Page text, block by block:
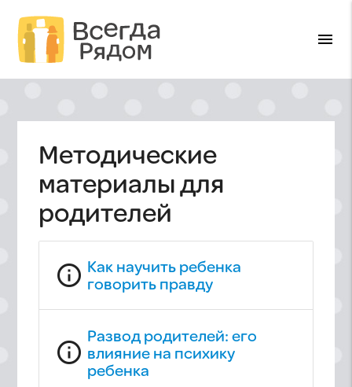
menu
Методические
материалы для
родителей
info_outline Как научить ребенка
говорить правду
info_outline
Развод родителей: его
влияние на психику
ребенка